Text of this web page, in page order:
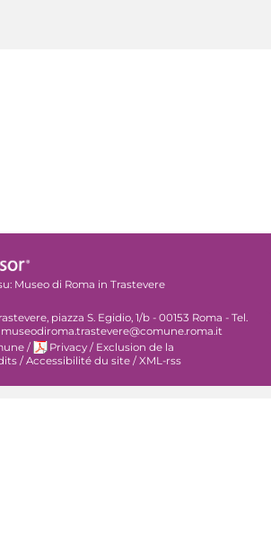
Museo di Roma in Trastevere
piazza S. Egidio, 1/b - 00153 Roma - Tel.
museodiroma.trastevere@comune.roma.it
/ Privacy / Exclusion de la
/ Accessibilité du site / XML-rss